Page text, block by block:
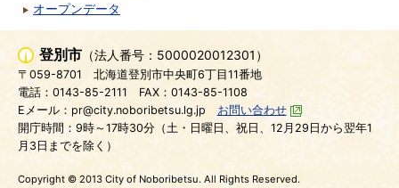
オープンデータ
登別市 （法人番号：5000020012301）
〒059-8701
北海道登別市中央町6丁目11番地
電話：0143-85-2111
FAX：0143-85-1108
Eメール：pr@city.noboribetsu.lg.jp
お問い合わせ
開庁時間：9時～17時30分（土・日曜日、祝日、12月29日から翌年1
月3日までを除く）
Copyright © 2013 City of Noboribetsu. All Rights Reserved.